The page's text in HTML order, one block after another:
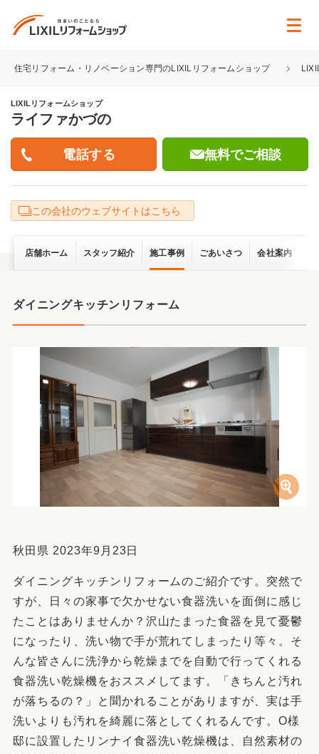
住宅リフォーム・リノベーション専門のLIXILリフォームショップ
LIXILリフォームショップ
ライファかづの
無料でご相談
この会社のウェブサイトはこちら
店舗ホーム スタッフ紹介 施工事例 ごあいさつ 会社案内
ダイニングキッチンリフォーム
秋田県 2023年9月23日
ダイニングキッチンリフォームのご紹介です。突然で
すが、日々の家事で欠かせない食器洗いを面倒に感じ
たことはありませんか？沢山たまった食器を見て憂鬱
になったり、洗い物で手が荒れてしまったり等々。そ
んな皆さんに洗浄から乾燥までを自動で行ってくれる
食器洗い乾燥機をおススメしてます。「きちんと汚れ
が落ちるの？」と聞かれることがありますが、実は手
洗いよりも汚れを綺麗に落としてくれるんです。O様
邸に設置したリンナイ食器洗い乾燥機は、自然素材の